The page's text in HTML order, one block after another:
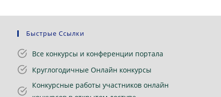
Быстрые Ссылки
Все конкурсы и конференции портала
Круглогодичные Онлайн конкурсы
Конкурсные работы участников онлайн